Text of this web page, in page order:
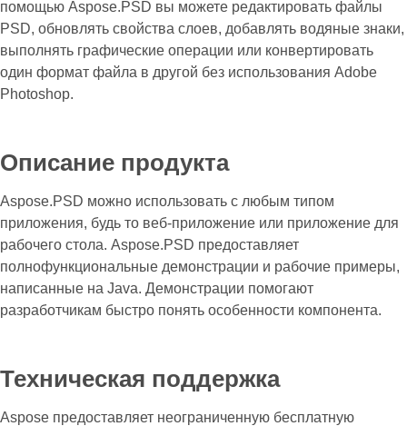
помощью Aspose.PSD вы можете редактировать файлы
PSD, обновлять свойства слоев, добавлять водяные знаки,
выполнять графические операции или конвертировать
один формат файла в другой без использования Adobe
Photoshop.
Описание продукта
Aspose.PSD можно использовать с любым типом
приложения, будь то веб-приложение или приложение для
рабочего стола. Aspose.PSD предоставляет
полнофункциональные демонстрации и рабочие примеры,
написанные на Java. Демонстрации помогают
разработчикам быстро понять особенности компонента.
Техническая поддержка
Aspose предоставляет неограниченную бесплатную